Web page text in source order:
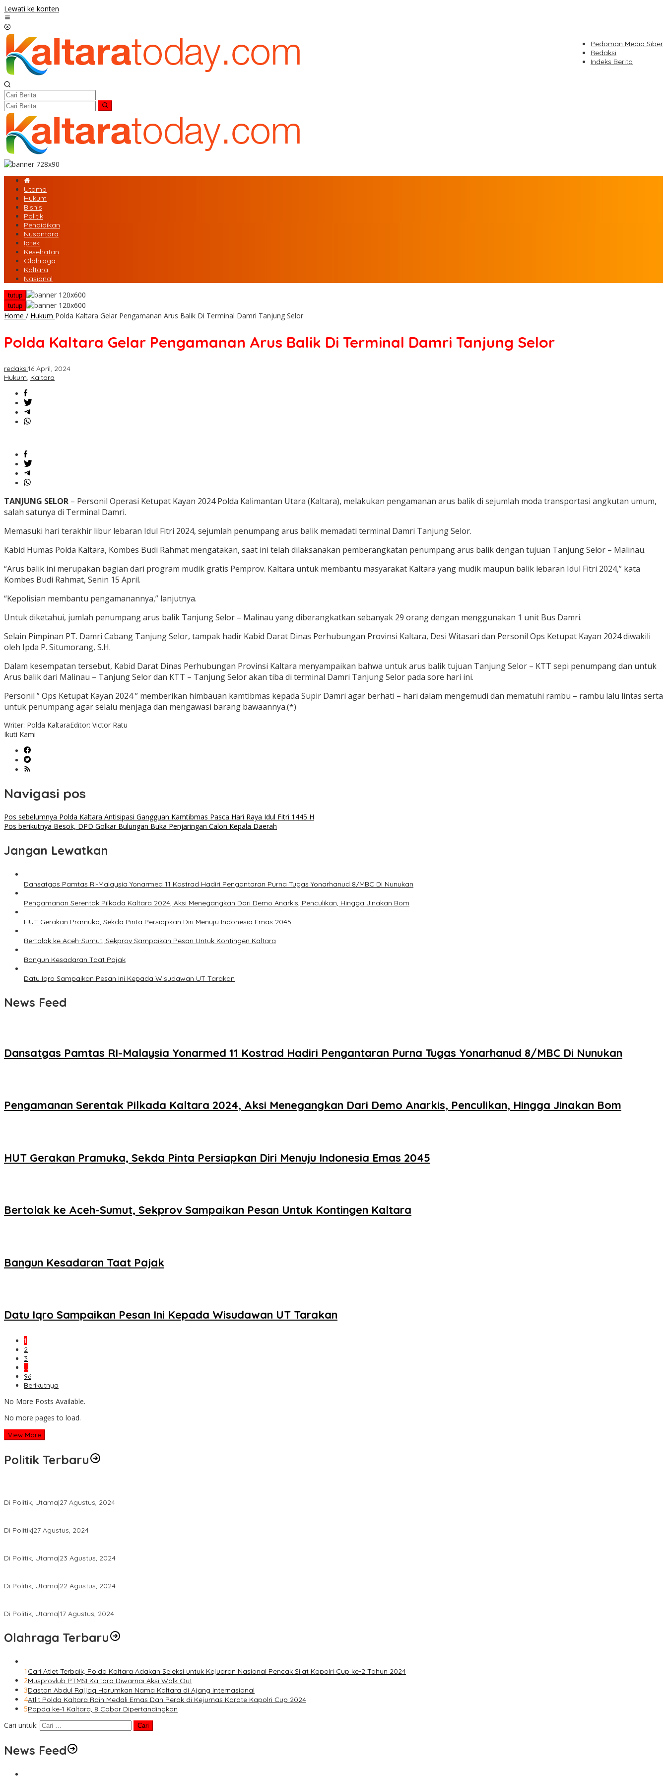
Lewati ke konten
Pedoman Media Siber
Redaksi
Indeks Berita
Utama
Hukum
Bisnis
Politik
Pendidikan
Nusantara
Iptek
Kesehatan
Olahraga
Kaltara
Nasional
tutup
tutup
Home / Hukum Polda Kaltara Gelar Pengamanan Arus Balik Di Terminal Damri Tanjung Selor
Polda Kaltara Gelar Pengamanan Arus Balik Di Terminal Damri Tanjung Selor
redaksi16 April, 2024
Hukum, Kaltara
TANJUNG SELOR – Personil Operasi Ketupat Kayan 2024 Polda Kalimantan Utara (Kaltara), melakukan pengamanan arus balik di sejumlah moda transportasi angkutan umum,
salah satunya di Terminal Damri.
Memasuki hari terakhir libur lebaran Idul Fitri 2024, sejumlah penumpang arus balik memadati terminal Damri Tanjung Selor.
Kabid Humas Polda Kaltara, Kombes Budi Rahmat mengatakan, saat ini telah dilaksanakan pemberangkatan penumpang arus balik dengan tujuan Tanjung Selor – Malinau.
“Arus balik ini merupakan bagian dari program mudik gratis Pemprov. Kaltara untuk membantu masyarakat Kaltara yang mudik maupun balik lebaran Idul Fitri 2024,” kata
Kombes Budi Rahmat, Senin 15 April.
“Kepolisian membantu pengamanannya,” lanjutnya.
Untuk diketahui, jumlah penumpang arus balik Tanjung Selor – Malinau yang diberangkatkan sebanyak 29 orang dengan menggunakan 1 unit Bus Damri.
Selain Pimpinan PT. Damri Cabang Tanjung Selor, tampak hadir Kabid Darat Dinas Perhubungan Provinsi Kaltara, Desi Witasari dan Personil Ops Ketupat Kayan 2024 diwakili
oleh Ipda P. Situmorang, S.H.
Dalam kesempatan tersebut, Kabid Darat Dinas Perhubungan Provinsi Kaltara menyampaikan bahwa untuk arus balik tujuan Tanjung Selor – KTT sepi penumpang dan untuk
Arus balik dari Malinau – Tanjung Selor dan KTT – Tanjung Selor akan tiba di terminal Damri Tanjung Selor pada sore hari ini.
Personil ” Ops Ketupat Kayan 2024 ” memberikan himbauan kamtibmas kepada Supir Damri agar berhati – hari dalam mengemudi dan mematuhi rambu – rambu lalu lintas serta
untuk penumpang agar selalu menjaga dan mengawasi barang bawaannya.(*)
Writer: Polda KaltaraEditor: Victor Ratu
Ikuti Kami
Navigasi pos
Pos sebelumnya Polda Kaltara Antisipasi Gangguan Kamtibmas Pasca Hari Raya Idul Fitri 1445 H
Pos berikutnya Besok, DPD Golkar Bulungan Buka Penjaringan Calon Kepala Daerah
Jangan Lewatkan
Dansatgas Pamtas RI-Malaysia Yonarmed 11 Kostrad Hadiri Pengantaran Purna Tugas Yonarhanud 8/MBC Di Nunukan
Pengamanan Serentak Pilkada Kaltara 2024, Aksi Menegangkan Dari Demo Anarkis, Penculikan, Hingga Jinakan Bom
HUT Gerakan Pramuka, Sekda Pinta Persiapkan Diri Menuju Indonesia Emas 2045
Bertolak ke Aceh-Sumut, Sekprov Sampaikan Pesan Untuk Kontingen Kaltara
Bangun Kesadaran Taat Pajak
Datu Iqro Sampaikan Pesan Ini Kepada Wisudawan UT Tarakan
News Feed
Dansatgas Pamtas RI-Malaysia Yonarmed 11 Kostrad Hadiri Pengantaran Purna Tugas Yonarhanud 8/MBC Di Nunukan
Pengamanan Serentak Pilkada Kaltara 2024, Aksi Menegangkan Dari Demo Anarkis, Penculikan, Hingga Jinakan Bom
HUT Gerakan Pramuka, Sekda Pinta Persiapkan Diri Menuju Indonesia Emas 2045
Bertolak ke Aceh-Sumut, Sekprov Sampaikan Pesan Untuk Kontingen Kaltara
Bangun Kesadaran Taat Pajak
Datu Iqro Sampaikan Pesan Ini Kepada Wisudawan UT Tarakan
1
2
3
…
96
Berikutnya
No More Posts Available.
No more pages to load.
View More
Politik Terbaru
Di Politik, Utama|27 Agustus, 2024
Di Politik|27 Agustus, 2024
Di Politik, Utama|23 Agustus, 2024
Di Politik, Utama|22 Agustus, 2024
Di Politik, Utama|17 Agustus, 2024
Olahraga Terbaru
1 Cari Atlet Terbaik, Polda Kaltara Adakan Seleksi untuk Kejuaran Nasional Pencak Silat Kapolri Cup ke-2 Tahun 2024
2Musprovlub PTMSI Kaltara Diwarnai Aksi Walk Out
3Dastan Abdul Rajjaq Harumkan Nama Kaltara di Ajang Internasional
4Atlit Polda Kaltara Raih Medali Emas Dan Perak di Kejurnas Karate Kapolri Cup 2024
5Popda ke-1 Kaltara, 8 Cabor Dipertandingkan
Cari untuk:
News Feed